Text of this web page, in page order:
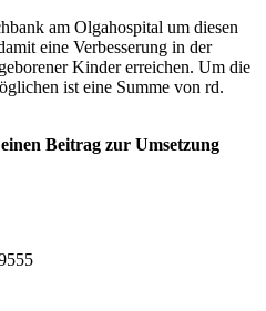
am Olgahospital um diesen
eine Verbesserung in der
Kinder erreichen. Um die
ist eine Summe von rd.
Beitrag zur Umsetzung